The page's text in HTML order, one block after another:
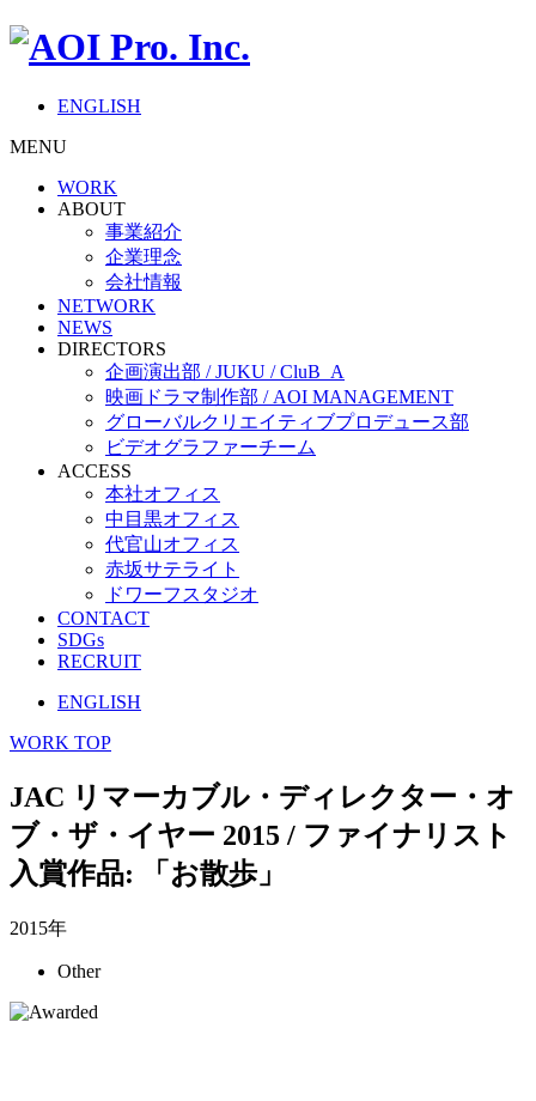
ENGLISH
MENU
WORK
ABOUT
事業紹介
企業理念
会社情報
NETWORK
NEWS
DIRECTORS
企画演出部 / JUKU / CluB_A
映画ドラマ制作部 / AOI MANAGEMENT
グローバルクリエイティブプロデュース部
ビデオグラファーチーム
ACCESS
本社オフィス
中目黒オフィス
代官山オフィス
赤坂サテライト
ドワーフスタジオ
CONTACT
SDGs
RECRUIT
ENGLISH
WORK TOP
JAC リマーカブル・ディレクター・オ
ブ・ザ・イヤー 2015 / ファイナリスト
入賞作品: 「お散歩」
2015年
Other